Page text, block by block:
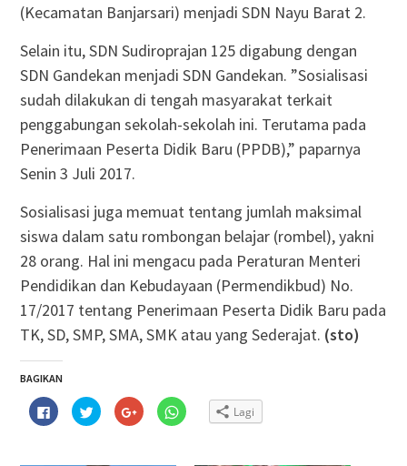
(Kecamatan Banjarsari) menjadi SDN Nayu Barat 2.
Selain itu, SDN Sudiroprajan 125 digabung dengan
SDN Gandekan menjadi SDN Gandekan. ”Sosialisasi
sudah dilakukan di tengah masyarakat terkait
penggabungan sekolah-sekolah ini. Terutama pada
Penerimaan Peserta Didik Baru (PPDB),” paparnya
Senin 3 Juli 2017.
Sosialisasi juga memuat tentang jumlah maksimal
siswa dalam satu rombongan belajar (rombel), yakni
28 orang. Hal ini mengacu pada Peraturan Menteri
Pendidikan dan Kebudayaan (Permendikbud) No.
17/2017 tentang Penerimaan Peserta Didik Baru pada
TK, SD, SMP, SMA, SMK atau yang Sederajat. (sto)
BAGIKAN
Klik
untuk
membagikan
di
Klik
untuk
berbagi
di
Klik
untuk
berbagi
(Membuka
Klik
untuk Lagi